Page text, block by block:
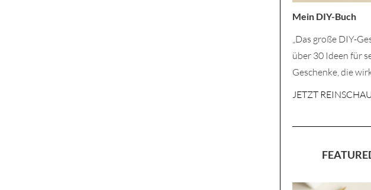
Mein DIY-Buch
„Das große DIY-
über 30 Ideen für
Geschenke, die
JETZT